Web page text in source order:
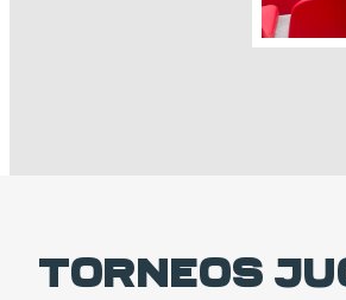
Torneos